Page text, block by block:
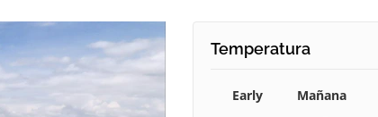
Temperatura
Early Mañana